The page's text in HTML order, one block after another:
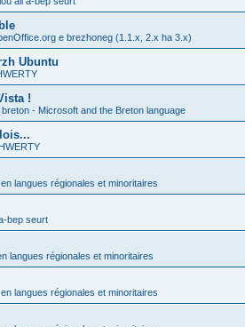
e brezhoneg (1.1.x, 2.x ha 3.x)
Ubuntu
!
- Microsoft and the Breton language
langues régionales et minoritaires
bep seurt
langues régionales et minoritaires
langues régionales et minoritaires